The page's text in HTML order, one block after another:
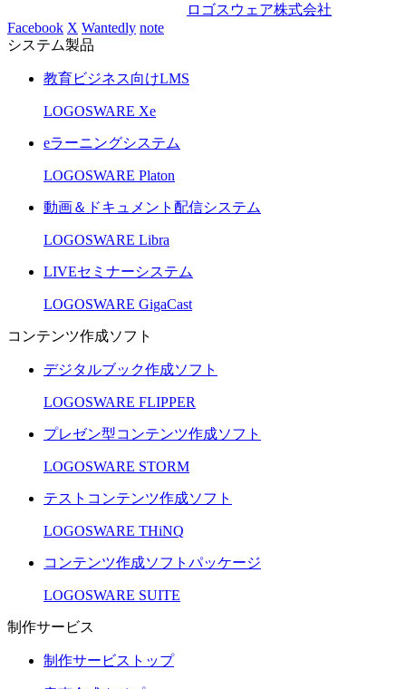
ロゴスウェア株式会社
Facebook X Wantedly note
システム製品
教育ビジネス向けLMS
LOGOSWARE Xe
eラーニングシステム
LOGOSWARE Platon
動画＆ドキュメント配信システム
LOGOSWARE Libra
LIVEセミナーシステム
LOGOSWARE GigaCast
コンテンツ作成ソフト
デジタルブック作成ソフト
LOGOSWARE FLIPPER
プレゼン型コンテンツ作成ソフト
LOGOSWARE STORM
テストコンテンツ作成ソフト
LOGOSWARE THiNQ
コンテンツ作成ソフトパッケージ
LOGOSWARE SUITE
制作サービス
制作サービストップ